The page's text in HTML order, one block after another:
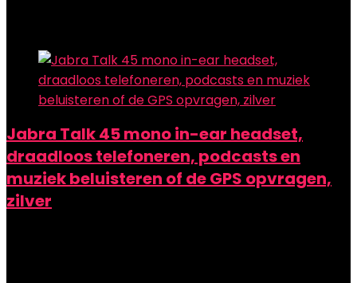
Jabra Talk 45 mono in-ear headset,
draadloos telefoneren, podcasts en
muziek beluisteren of de GPS opvragen,
zilver